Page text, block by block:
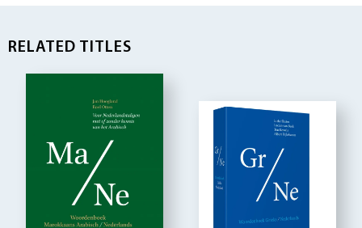
RELATED TITLES